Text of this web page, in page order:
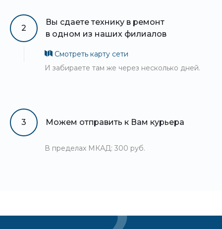
2
Вы сдаете технику в ремонт
в одном из наших филиалов
Смотреть карту сети
И забираете там же через несколько дней.
3 Можем отправить к Вам курьера
В пределах МКАД: 300 руб.